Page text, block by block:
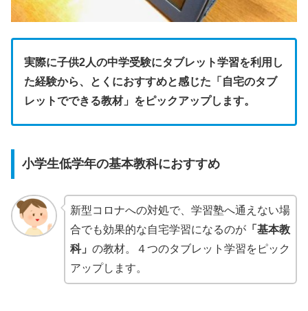
実際に子供2人の中学受験にタブレット学習を利用し
た経験から、とくにおすすめと感じた「自宅のタブ
レットでできる教材」をピックアップします。
小学生低学年の基本教科におすすめ
新型コロナへの対処で、学習塾へ通えない場
合でも効果的な自宅学習になるのが「基本教
科」 の教材。４つのタブレット学習をピック
アップします。